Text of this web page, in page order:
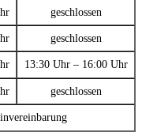
geschlossen
geschlossen
13:30 Uhr – 16:00 Uhr
geschlossen